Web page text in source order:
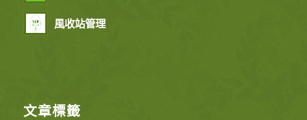
風收站管理
文章標籤